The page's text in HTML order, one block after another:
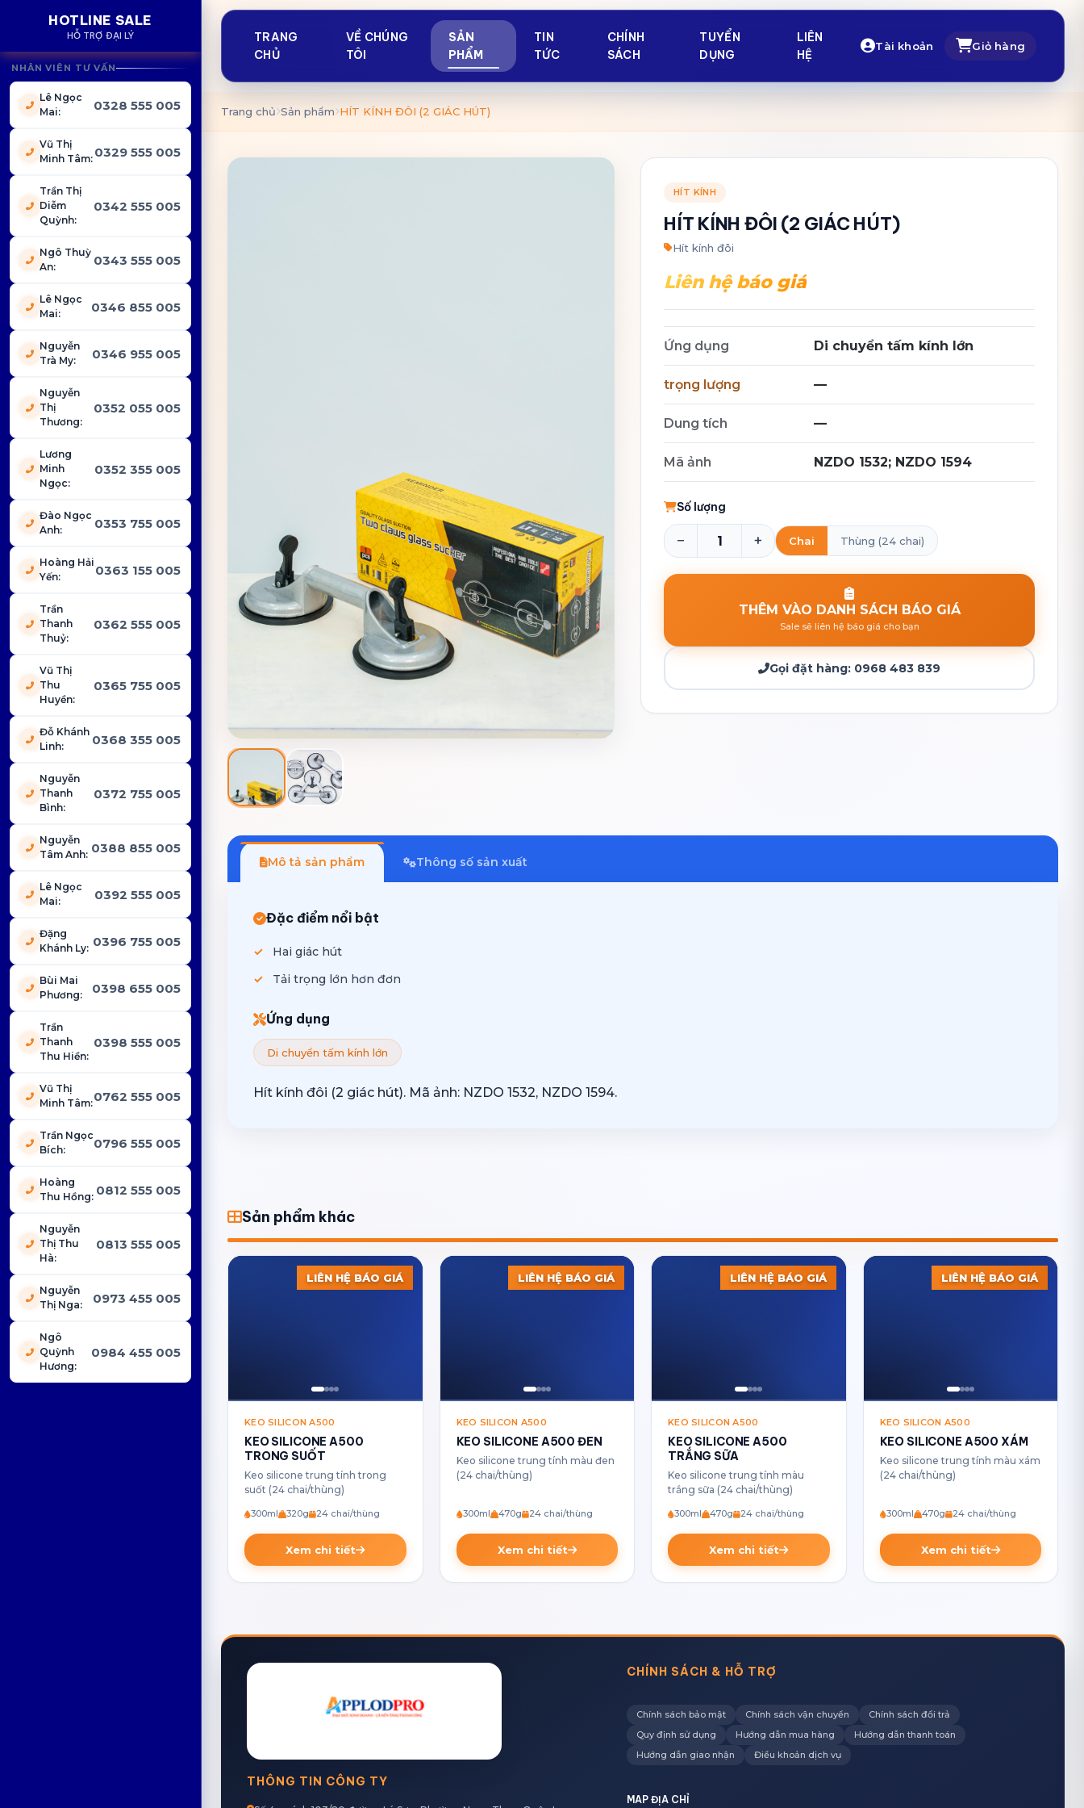
HOTLINE SALE
HỖ TRỢ ĐẠI LÝ
NHÂN VIÊN TƯ VẤN
Lê Ngọc
Mai: 0328 555 005
Vũ Thị
Minh Tâm: 0329 555 005
Trần Thị
Diễm
Quỳnh:
0342 555 005
Ngô Thuỳ
An: 0343 555 005
Lê Ngọc
Mai: 0346 855 005
Nguyễn
Trà My: 0346 955 005
Nguyễn
Thị
Thương:
0352 055 005
Lương
Minh
Ngọc:
0352 355 005
Đào Ngọc
Anh: 0353 755 005
Hoàng Hải
Yến: 0363 155 005
Trần
Thanh
Thuỷ:
0362 555 005
Vũ Thị
Thu
Huyền:
0365 755 005
Đỗ Khánh
Linh: 0368 355 005
Nguyễn
Thanh
Bình:
0372 755 005
Nguyễn
Tâm Anh: 0388 855 005
Lê Ngọc
Mai: 0392 555 005
Đặng
Khánh Ly: 0396 755 005
Bùi Mai
Phương: 0398 655 005
Trần
Thanh
Thu Hiền:
0398 555 005
Vũ Thị
Minh Tâm:0762 555 005
Trần Ngọc
Bích: 0796 555 005
Hoàng
Thu Hồng: 0812 555 005
Nguyễn
Thị Thu
Hà:
0813 555 005
Nguyễn
Thị Nga: 0973 455 005
Ngô
Quỳnh
Hương:
0984 455 005
TRANG
CHỦ
VỀ CHÚNG
TÔI
SẢN
PHẨM
TIN
TỨC
CHÍNH
SÁCH
TUYỂN
DỤNG
LIÊN
HỆ
Tài khoản Giỏ hàng
Trang chủ Sản phẩm HÍT KÍNH ĐÔI (2 GIÁC HÚT)
HÍT KÍNH
HÍT KÍNH ĐÔI (2 GIÁC HÚT)
Hít kính đôi
Liên hệ báo giá
Ứng dụng Di chuyển tấm kính lớn
trọng lượng —
Dung tích —
Mã ảnh NZDO 1532; NZDO 1594
Số lượng
− + Chai Thùng (24 chai)
THÊM VÀO DANH SÁCH BÁO GIÁ
Sale sẽ liên hệ báo giá cho bạn
Gọi đặt hàng: 0968 483 839
Mô tả sản phẩm Thông số sản xuất
Đặc điểm nổi bật
Hai giác hút
Tải trọng lớn hơn đơn
Ứng dụng
Di chuyển tấm kính lớn
Hít kính đôi (2 giác hút). Mã ảnh: NZDO 1532, NZDO 1594.
Sản phẩm khác
LIÊN HỆ BÁO GIÁ
KEO SILICON A500
KEO SILICONE A500
TRONG SUỐT
Keo silicone trung tính trong
suốt (24 chai/thùng)
300ml 320g 24 chai/thùng
Xem chi tiết
LIÊN HỆ BÁO GIÁ
KEO SILICON A500
KEO SILICONE A500 ĐEN
Keo silicone trung tính màu đen
(24 chai/thùng)
300ml 470g 24 chai/thùng
Xem chi tiết
LIÊN HỆ BÁO GIÁ
KEO SILICON A500
KEO SILICONE A500
TRẮNG SỮA
Keo silicone trung tính màu
trắng sữa (24 chai/thùng)
300ml 470g 24 chai/thùng
Xem chi tiết
LIÊN HỆ BÁO GIÁ
KEO SILICON A500
KEO SILICONE A500 XÁM
Keo silicone trung tính màu xám
(24 chai/thùng)
300ml 470g 24 chai/thùng
Xem chi tiết
THÔNG TIN CÔNG TY
CHÍNH SÁCH & HỖ TRỢ
Chính sách bảo mật Chính sách vận chuyển
Chính sách đổi trả
Quy định sử dụng
Hướng dẫn mua hàng
Hướng dẫn thanh toán
Hướng dẫn giao nhận
Điều khoản dịch vụ
MAP ĐỊA CHỈ